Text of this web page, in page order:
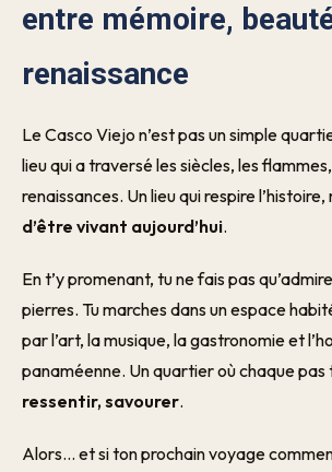
entre mémoire,
renaissance
Le Casco Viejo n’est pas un simple
lieu qui a traversé les siècles, les
renaissances. Un lieu qui respire l’histoire,
d’être vivant aujourd’hui.
En t’y promenant, tu ne fais pas
pierres. Tu marches dans un espace
par l’art, la musique, la gastronomie et
panaméenne. Un quartier où chaque pas
ressentir, savourer.
Alors… et si ton prochain voyage